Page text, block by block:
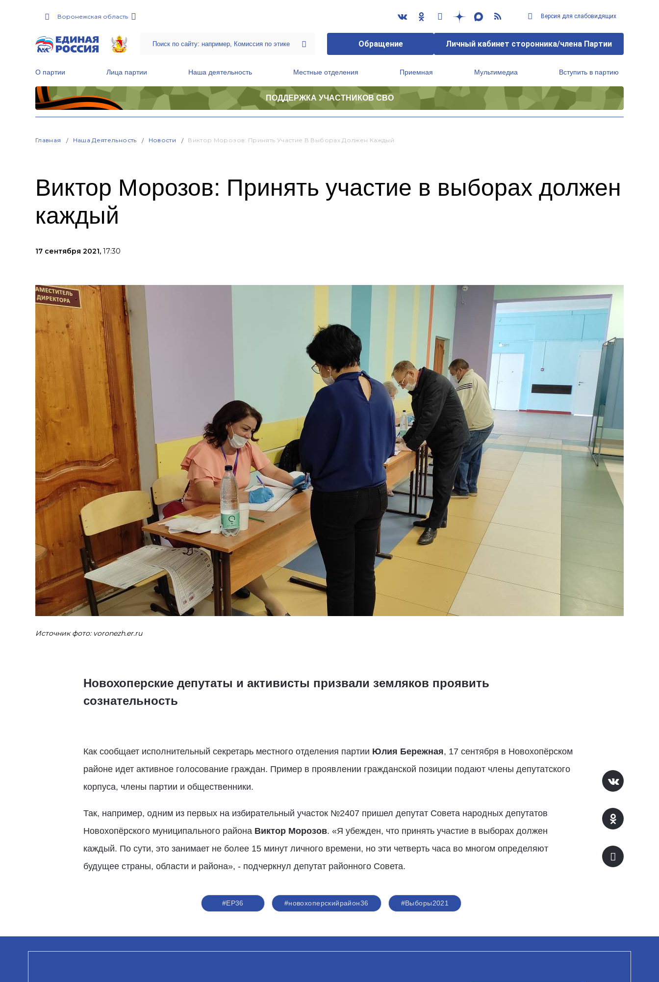
Воронежская область Версия для слабовидящих
Обращение Личный кабинет сторонника/члена Партии
О партии Лица партии Наша деятельность Местные отделения Приемная Мультимедиа Вступить в партию
ПОДДЕРЖКА УЧАСТНИКОВ СВО
Главная Наша Деятельность Новости Виктор Морозов: Принять Участие В Выборах Должен Каждый
Виктор Морозов: Принять участие в выборах должен
каждый
17 сентября 2021, 17:30
Источник фото: voronezh.er.ru
Новохоперские депутаты и активисты призвали земляков проявить
сознательность
Как сообщает исполнительный секретарь местного отделения партии Юлия Бережная, 17 сентября в Новохопёрском
районе идет активное голосование граждан. Пример в проявлении гражданской позиции подают члены депутатского
корпуса, члены партии и общественники.
Так, например, одним из первых на избирательный участок №2407 пришел депутат Совета народных депутатов
Новохопёрского муниципального района Виктор Морозов. «Я убежден, что принять участие в выборах должен
каждый. По сути, это занимает не более 15 минут личного времени, но эти четверть часа во многом определяют
будущее страны, области и района», - подчеркнул депутат районного Совета.
#ЕР36 #новохоперскийрайон36 #Выборы2021